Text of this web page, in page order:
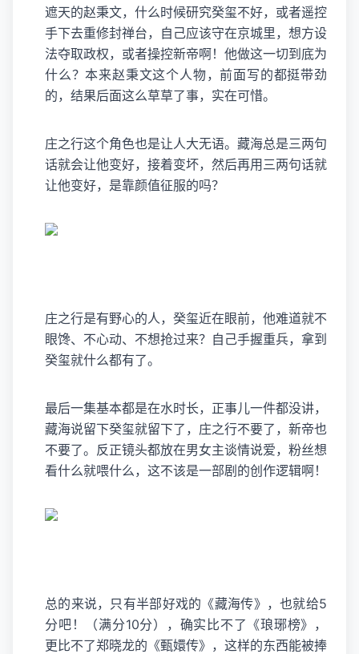
遮天的赵秉文，什么时候研究癸玺不好，或者遥控
手下去重修封禅台，自己应该守在京城里，想方设
法夺取政权，或者操控新帝啊！他做这一切到底为
什么？本来赵秉文这个人物，前面写的都挺带劲
的，结果后面这么草草了事，实在可惜。
庄之行这个角色也是让人大无语。藏海总是三两句
话就会让他变好，接着变坏，然后再用三两句话就
让他变好，是靠颜值征服的吗？
庄之行是有野心的人，癸玺近在眼前，他难道就不
眼馋、不心动、不想抢过来？自己手握重兵，拿到
癸玺就什么都有了。
最后一集基本都是在水时长，正事儿一件都没讲，
藏海说留下癸玺就留下了，庄之行不要了，新帝也
不要了。反正镜头都放在男女主谈情说爱，粉丝想
看什么就喂什么，这不该是一部剧的创作逻辑啊！
总的来说，只有半部好戏的《藏海传》，也就给5
分吧！（满分10分），确实比不了《琅琊榜》，
更比不了郑晓龙的《甄嬛传》，这样的东西能被捧